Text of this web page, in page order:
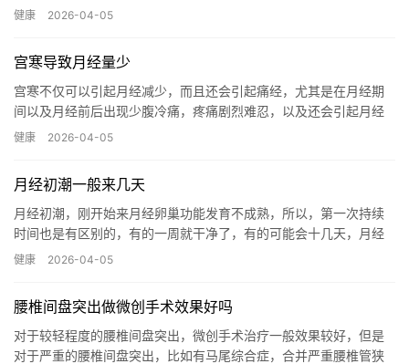
肉，鱼肉，蛋白粉，豆制品等。蔬菜水果也需要适当增加食用，同
健康 2026-04-05
宫寒导致月经量少
宫寒不仅可以引起月经减少，而且还会引起痛经，尤其是在月经期
间以及月经前后出现少腹冷痛，疼痛剧烈难忍，以及还会引起月经
周期紊乱，已婚妇女有可能还会引起宫寒不孕。如果是宫寒导致的
健康 2026-04-05
月经初潮一般来几天
月经初潮，刚开始来月经卵巢功能发育不成熟，所以，第一次持续
时间也是有区别的，有的一周就干净了，有的可能会十几天，月经
量也是不同的，有的人量多一点，有的量很少只是褐色的分泌物，
健康 2026-04-05
腰椎间盘突出做微创手术效果好吗
对于较轻程度的腰椎间盘突出，微创手术治疗一般效果较好，但是
对于严重的腰椎间盘突出，比如有马尾综合症，合并严重腰椎管狭